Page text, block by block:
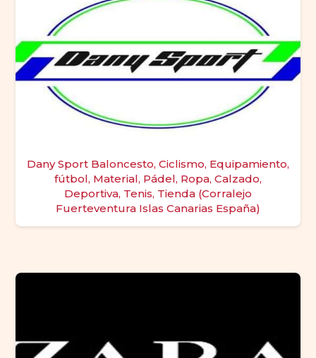
Dany Sport Baloncesto, Ciclismo, Equipamiento,
fútbol, Material, Pádel, Ropa, Calzado,
Deportiva, Tenis, Tienda (Corralejo
Fuerteventura Islas Canarias España)